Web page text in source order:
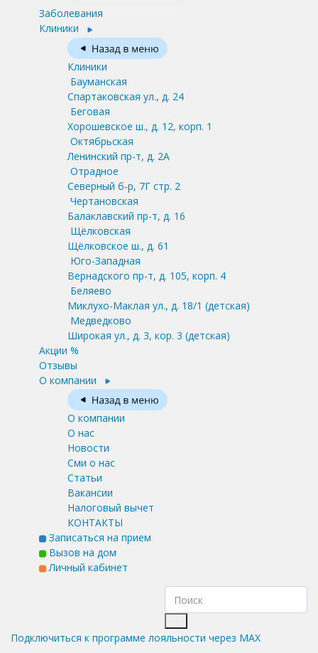
Заболевания
Клиники
Клиники
Бауманская
Спартаковская ул., д. 24
Беговая
Хорошевское ш., д. 12, корп. 1
Октябрьская
Ленинский пр-т, д. 2А
Отрадное
Северный б-р, 7Г стр. 2
Чертановская
Балаклавский пр-т, д. 16
Щёлковская
Щёлковское ш., д. 61
Юго-Западная
Вернадского пр-т, д. 105, корп. 4
Беляево
Миклухо-Маклая ул., д. 18/1 (детская)
Медведково
Широкая ул., д. 3, кор. 3 (детская)
Акции %
Отзывы
О компании
О компании
О нас
Новости
Сми о нас
Статьи
Вакансии
Налоговый вычет
КОНТАКТЫ
Записаться на прием
Вызов на дом
Личный кабинет
Подключиться к программе лояльности через MAX